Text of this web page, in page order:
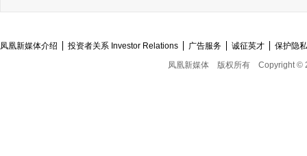
凤凰新媒体介绍 投资者关系 Investor Relations 广告服务 诚征英才
保护隐
凤凰新媒体
版权所有 Copyright ©